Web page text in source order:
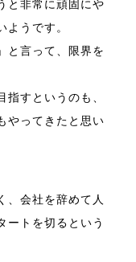
と非常に頑固にや
ようです。
と言って、限界を
すというのも、
やってきたと思い
、会社を辞めて人
ートを切るという